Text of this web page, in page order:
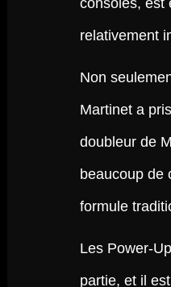
consoles, est
relativement
Non
Martinet a
doubleur de
beaucoup de
formule
Les Power-
partie, et il